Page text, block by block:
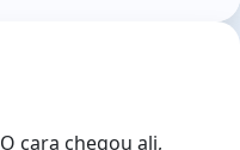
O cara chegou ali,